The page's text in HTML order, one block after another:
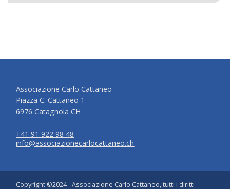
Associazione Carlo Cattaneo
Piazza C. Cattaneo 1
6976 Catagnola CH
+41 91 922 98 48
info@associazionecarlocattaneo.ch
Copyright ©2024 - Associazione Carlo Cattaneo, tutti i diritti